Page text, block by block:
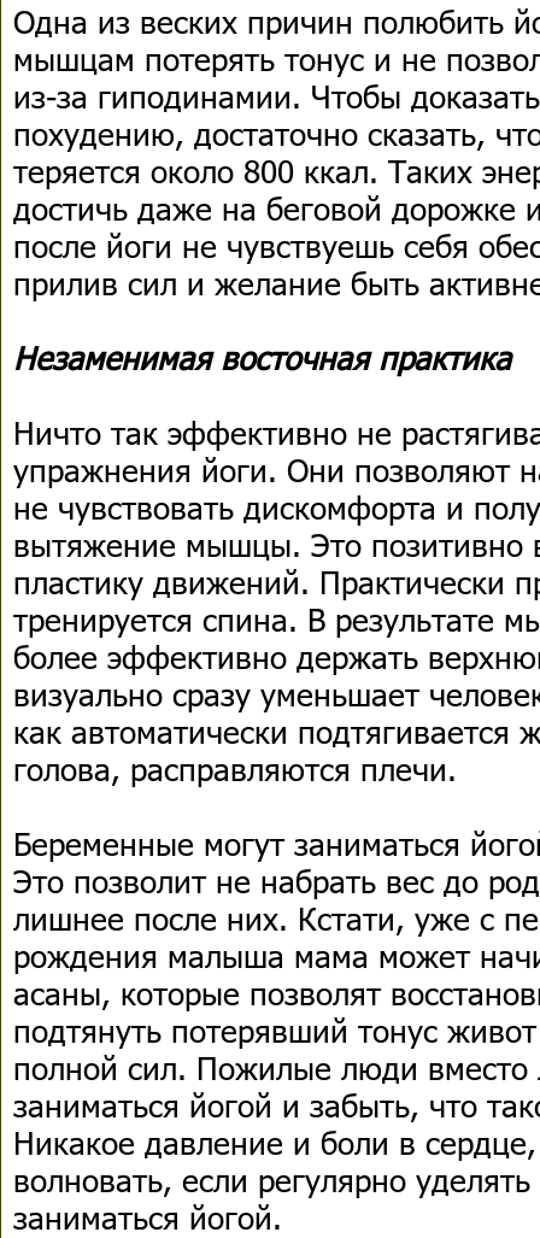
Одна из веских причин полюбить
мышцам потерять тонус и не
из-за гиподинамии. Чтобы
похудению, достаточно сказать,
теряется около 800 ккал. Таких
достичь даже на беговой дорожке
после йоги не чувствуешь себя
прилив сил и желание быть
Незаменимая восточная практика
Ничто так эффективно не
упражнения йоги. Они позволяют
не чувствовать дискомфорта и
вытяжение мышцы. Это позитивно
пластику движений. Практически
тренируется спина. В результате
более эффективно держать
визуально сразу уменьшает
как автоматически подтягивается
голова, расправляются плечи.
Беременные могут заниматься
Это позволит не набрать вес до
лишнее после них. Кстати, уже с
рождения малыша мама может
асаны, которые позволят
подтянуть потерявший тонус
полной сил. Пожилые люди вместо
заниматься йогой и забыть, что
Никакое давление и боли в
волновать, если регулярно
заниматься йогой.